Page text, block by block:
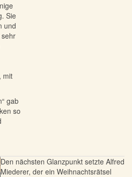
Sie
und
mit
gab
so
Den nächsten Glanzpunkt setzte Alfred
Miederer, der ein Weihnachtsrätsel